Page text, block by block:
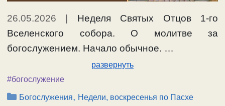
26.05.2026 | Неделя Святых Отцов 1-го
Вселенского собора. О молитве за
богослужением. Начало обычное. …
развернуть
#богослужение
Рубрики
Богослужения, Недели, воскресенья по Пасхе